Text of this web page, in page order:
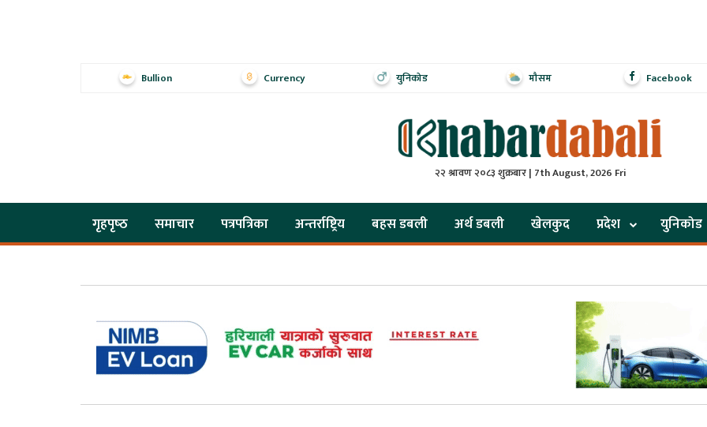
Bullion Currency युनिकोड मौसम Facebook
२२ श्रावण २०८३ शुक्रबार | 7th August, 2026 Fri
गृहपृष्‍ठ समाचार पत्रपत्रिका अन्तर्राष्ट्रिय बहस डबली अर्थ डबली खेलकुद प्रदेश युनिकोड